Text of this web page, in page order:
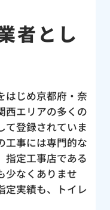
者とし
はじめ京都府・奈
西エリアの多くの
て登録されていま
工事には専門的な
指定工事店である
少なくありませ
定実績も、トイレ